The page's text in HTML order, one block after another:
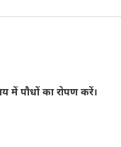
में पौधों का रोपण करें।